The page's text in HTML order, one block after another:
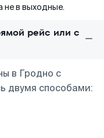
не в выходные.
рейс или с
в Гродно с
двумя способами: